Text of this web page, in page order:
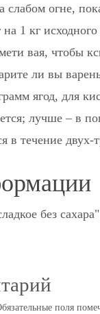
слабом огне,
1 кг
вая, чтобы
ли вы
ягод, для
лучше – в
в течение двух-
без
поля